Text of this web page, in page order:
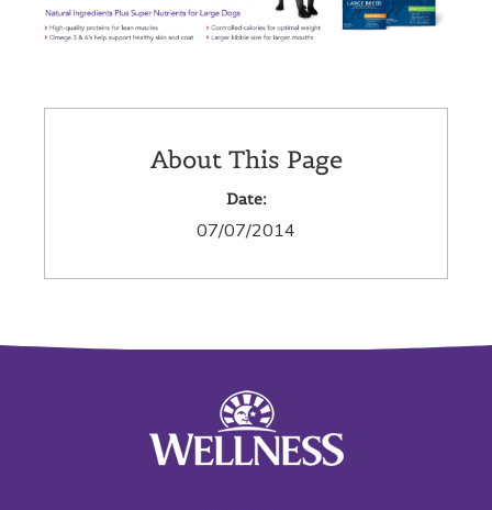
About This Page
Date:
07/07/2014